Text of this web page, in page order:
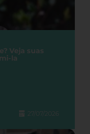
Veja suas
la
27/07/2026